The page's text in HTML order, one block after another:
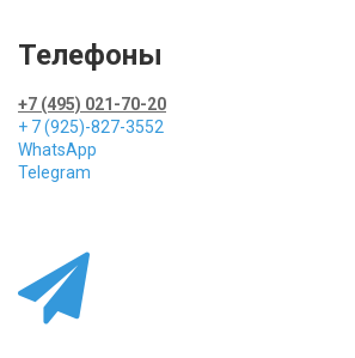
Телефоны
+7 (495) 021-70-20
+ 7 (925)-827-3552
WhatsApp
Telegram